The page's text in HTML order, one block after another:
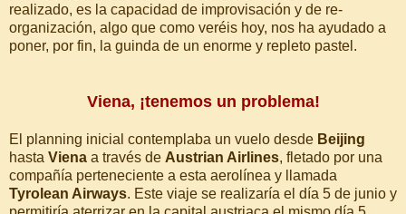
realizado, es la capacidad de improvisación y de re-
organización, algo que como veréis hoy, nos ha ayudado a
poner, por fin, la guinda de un enorme y repleto pastel.
Viena, ¡tenemos un problema!
El planning inicial contemplaba un vuelo desde Beijing
hasta Viena a través de Austrian Airlines, fletado por una
compañía perteneciente a esta aerolínea y llamada
Tyrolean Airways. Este viaje se realizaría el día 5 de junio y